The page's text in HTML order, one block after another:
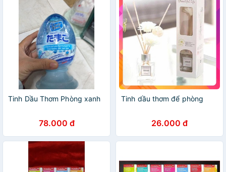
Tinh Dầu Thơm Phòng xanh
78.000 đ
Tinh dầu thơm để phòng
26.000 đ